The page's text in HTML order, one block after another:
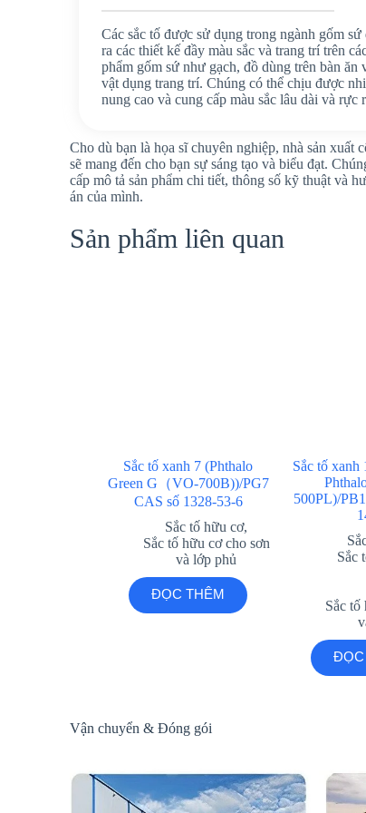
Các sắc tố được sử dụng trong ngành gốm sứ
ra các thiết kế đầy màu sắc và trang trí trên
phẩm gốm sứ như gạch, đồ dùng trên bàn ăn
vật dụng trang trí. Chúng có thể chịu được
nung cao và cung cấp màu sắc lâu dài và rực
Cho dù bạn là họa sĩ chuyên nghiệp, nhà sản xuất
sẽ mang đến cho bạn sự sáng tạo và biểu đạt.
cấp mô tả sản phẩm chi tiết, thông số kỹ thuật và
án của mình.
Sản phẩm liên quan
Sắc tố xanh 7 (Phthalo
Green G（VO-700B))/PG7
CAS số 1328-53-6
Sắc tố hữu cơ,
Sắc tố hữu cơ cho sơn
và lớp phủ
ĐỌC THÊM
Sắc tố xanh
500PL)/
Sắc
Sắc tố
ĐỌC
Vận chuyển & Đóng gói